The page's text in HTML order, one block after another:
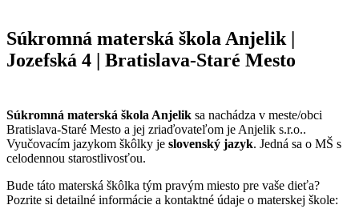
Súkromná materská škola Anjelik |
Jozefská 4 | Bratislava-Staré Mesto
Súkromná materská škola Anjelik sa nachádza v meste/obci
Bratislava-Staré Mesto a jej zriaďovateľom je Anjelik s.r.o..
Vyučovacím jazykom škôlky je slovenský jazyk. Jedná sa o MŠ s
celodennou starostlivosťou.
Bude táto materská škôlka tým pravým miesto pre vaše dieťa?
Pozrite si detailné informácie a kontaktné údaje o materskej škole: